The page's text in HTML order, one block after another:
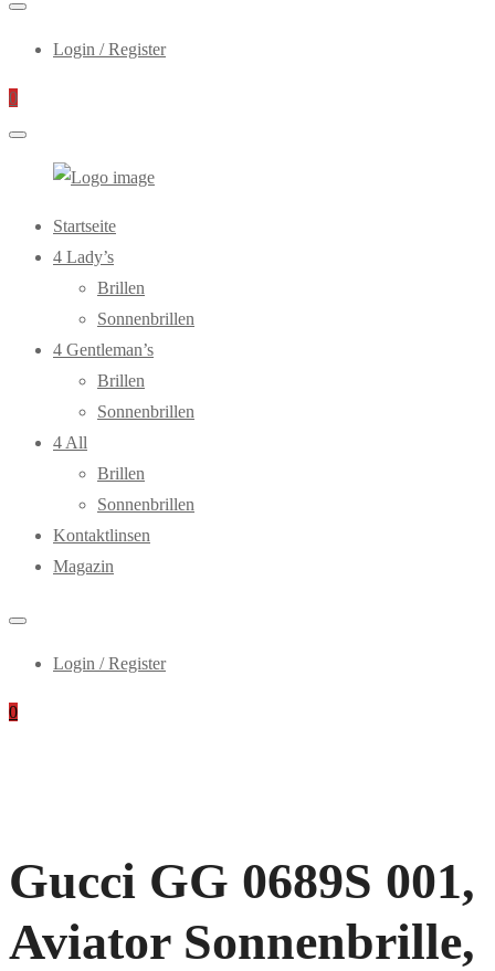
Login / Register
0
Primary
Menu
Startseite
4 Lady’s
Brillen
Sonnenbrillen
4 Gentleman’s
Brillen
Sonnenbrillen
4 All
Brillen
Sonnenbrillen
Kontaktlinsen
Magazin
Login / Register
0
Gucci GG 0689S 001,
Aviator Sonnenbrille,